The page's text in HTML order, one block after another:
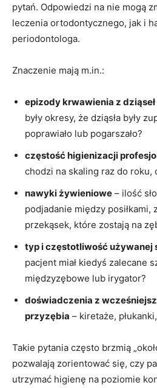
pytań. Odpowiedzi na nie mogą
leczenia ortodontycznego, jak i
periodontologa.
Znaczenie mają m.in.:
epizody krwawienia z dziąseł
były okresy, że dziąsła były
poprawiało lub pogarszało?
częstość higienizacji
chodzi na skaling raz do roku,
nawyki żywieniowe – ilość
podjadanie między posiłkami,
przekąsek, które zostają na
typ i częstotliwość używanej
pacjent miał kiedyś zalecane
międzyzębowe lub irygator?
doświadczenia z
przyzębia – kiretaże,
Takie pytania często brzmią
pozwalają zorientować się, czy
utrzymać higienę na poziomie